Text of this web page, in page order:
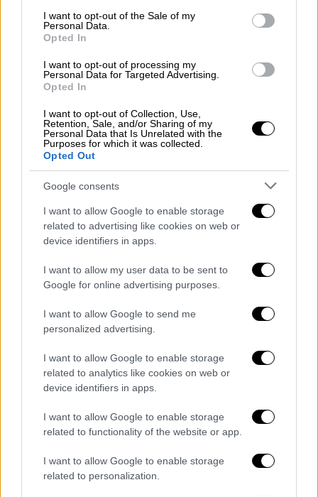
consent section.
I want to opt-out of the Sale of my
Personal Data.
Opted In
I want to opt-out of processing my
Personal Data for Targeted Advertising.
Opted In
I want to opt-out of Collection, Use,
Retention, Sale, and/or Sharing of my
Personal Data that Is Unrelated with the
Purposes for which it was collected.
Opted Out
Google consents
I want to allow Google to enable storage
related to advertising like cookies on web or
device identifiers in apps.
I want to allow my user data to be sent to
Google for online advertising purposes.
I want to allow Google to send me
personalized advertising.
I want to allow Google to enable storage
related to analytics like cookies on web or
device identifiers in apps.
I want to allow Google to enable storage
related to functionality of the website or app.
I want to allow Google to enable storage
related to personalization.
αυξάνεται ο παγκόσμιος πληθυσμός,
σημειώνει η έκθεση.
Επίθεση στις «Big Tobacco»
προσπάθειες των καπνοβιομηχανιών να
ασκήσουν επιρροή είναι οι πρωτοβουλίες
τους να υποστηρίξουν τεχνολογικά και
διάσκεψης του ΠΟΥ για τον έλεγχο του
καπνού που είναι προγραμματισμένο να
διεξαχθεί στον Παναμά τον Φεβρουάριο.
Οι περιοχές με το μεγαλύτερο ποσοστό
καπνιστώνείναι η Νοτιοανατολική Ασία και
τέταρτο του πληθυσμού να καπνίζει.
Υπάρχουν λιγοστές χώρες στις οποίεςη
χρήση καπνού εξακολουθεί να αυξάνεται
Αίγυπτος, Ιορδανία, Ινδονησία, Κονγκό, Ομάν
την έκθεση.
Η έκθεση, η οποία δημοσιεύεται κάθε διετία,
παρέχει κάποια προκαταρκτικά στοιχεία ως